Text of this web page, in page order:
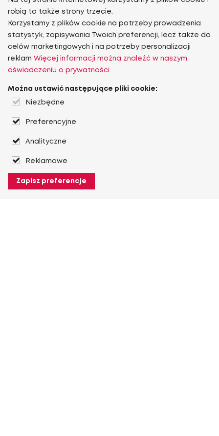
robią to także strony trzecie.
Korzystamy z plików cookie na potrzeby prowadzenia
statystyk, zapisywania Twoich preferencji, lecz także do
celów marketingowych i na potrzeby personalizacji
reklam Więcej informacji można znaleźć w naszym
oświadczeniu o prywatności
Można ustawić następujące pliki cookie:
Niezbędne
Preferencyjne
Analityczne
Reklamowe
Zapisz preferencje